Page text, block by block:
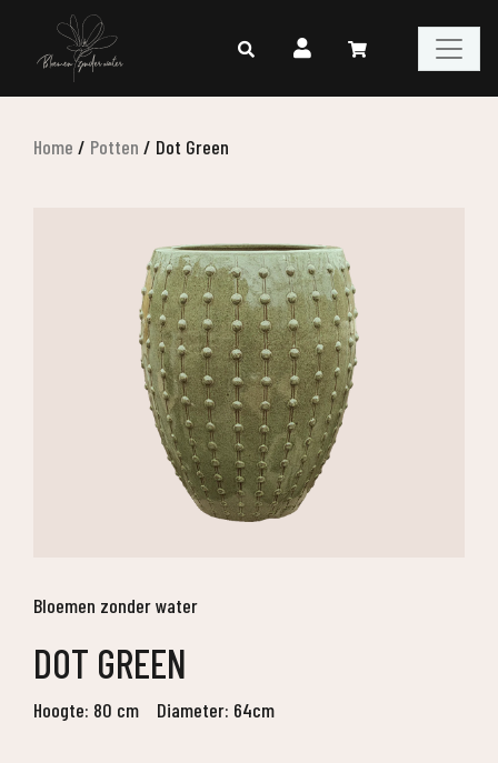
Home / Potten / Dot Green
Bloemen zonder water
DOT GREEN
Hoogte: 80 cm Diameter: 64cm